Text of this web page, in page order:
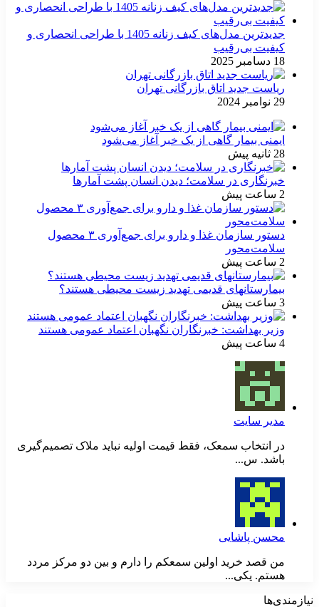
جدیدترین مدل‌های کیف زنانه 1405 با طراحی انحصاری و
کیفیت بی‌رقیب
18 دسامبر 2025
ریاست جدید اتاق بازرگانی تهران
29 نوامبر 2024
ایمنی بیمار گاهی از یک خبر آغاز می‌شود
28 ثانیه پیش
خبرنگاری در سلامت؛ دیدن انسان پشت آمارها
2 ساعت پیش
دستور سازمان غذا و دارو برای جمع‌آوری ۳ محصول
سلامت‌محور
2 ساعت پیش
بیمارستانهای قدیمی تهدید زیست محیطی هستند؟
3 ساعت پیش
وزیر بهداشت: خبرنگاران نگهبان اعتماد عمومی هستند
4 ساعت پیش
مدیر سایت
در انتخاب سمعک، فقط قیمت اولیه نباید ملاک تصمیم‌گیری
باشد. س...
محسن پاشایی
من قصد خرید اولین سمعکم را دارم و بین دو مرکز مردد
هستم. یکی...
نیازمندی‌ها